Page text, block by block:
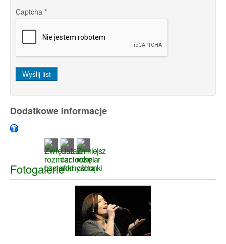
Captcha *
Wyślij list
Dodatkowe informacje
Fotogalerie